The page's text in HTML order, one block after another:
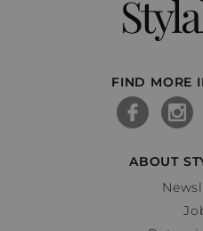
FIND MORE
ABOUT